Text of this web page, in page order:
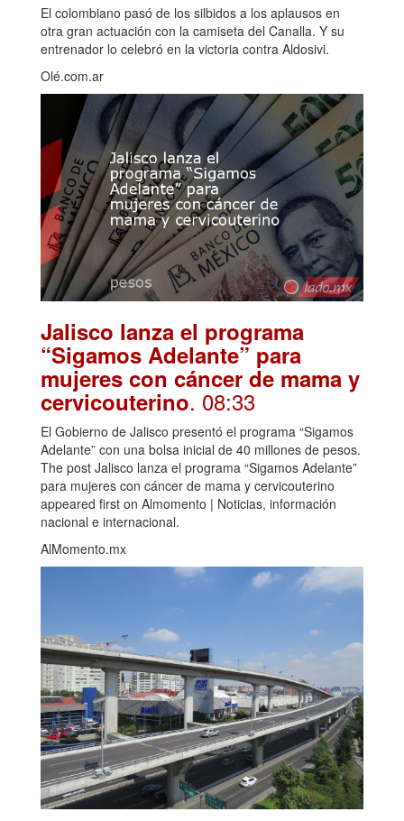
El colombiano pasó de los silbidos a los aplausos en
otra gran actuación con la camiseta del Canalla. Y su
entrenador lo celebró en la victoria contra Aldosivi.
Olé.com.ar
Jalisco lanza el programa
“Sigamos Adelante” para
mujeres con cáncer de mama y
cervicouterino. 08:33
El Gobierno de Jalisco presentó el programa “Sigamos
Adelante” con una bolsa inicial de 40 millones de pesos.
The post Jalisco lanza el programa “Sigamos Adelante”
para mujeres con cáncer de mama y cervicouterino
appeared first on Almomento | Noticias, información
nacional e internacional.
AlMomento.mx